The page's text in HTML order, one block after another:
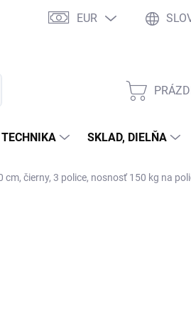
EUR
SKLAD, DIELŇA
čierny, 3 police, nosnosť 150 kg na